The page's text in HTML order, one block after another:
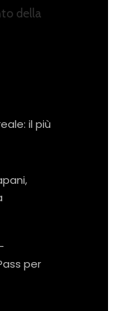
della
il più
per